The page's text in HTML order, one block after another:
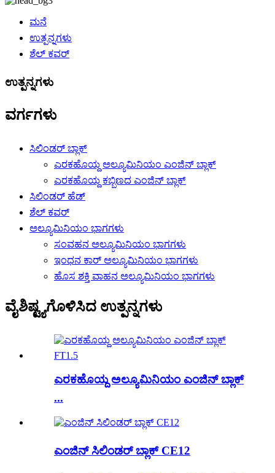
ಮನೆ
ಉತ್ಪನ್ನಗಳು
ಶೆಲ್ ಕವರ್
ಉತ್ಪನ್ನಗಳು
ವರ್ಗಗಳು
ಸಿಲಿಂಡರ್ ಬ್ಲಾಕ್
ಎರಕಹೊಯ್ದ ಅಲ್ಯೂಮಿನಿಯಂ ಎಂಜಿನ್ ಬ್ಲಾಕ್
ಎರಕಹೊಯ್ದ ಕಬ್ಬಿಣದ ಎಂಜಿನ್ ಬ್ಲಾಕ್
ಸಿಲಿಂಡರ್ ಹೆಡ್
ಶೆಲ್ ಕವರ್
ಅಲ್ಯೂಮಿನಿಯಂ ಭಾಗಗಳು
ಸಂವಹನ ಅಲ್ಯೂಮಿನಿಯಂ ಭಾಗಗಳು
ಇಂಧನ ಕಾರ್ ಅಲ್ಯೂಮಿನಿಯಂ ಭಾಗಗಳು
ಹೊಸ ಶಕ್ತಿ ವಾಹನ ಅಲ್ಯೂಮಿನಿಯಂ ಭಾಗಗಳು
ವೈಶಿಷ್ಟ್ಯಗೊಳಿಸಿದ ಉತ್ಪನ್ನಗಳು
ಎರಕಹೊಯ್ದ ಅಲ್ಯೂಮಿನಿಯಂ ಎಂಜಿನ್ ಬ್ಲಾಕ್
...
ಎಂಜಿನ್ ಸಿಲಿಂಡರ್ ಬ್ಲಾಕ್ CE12